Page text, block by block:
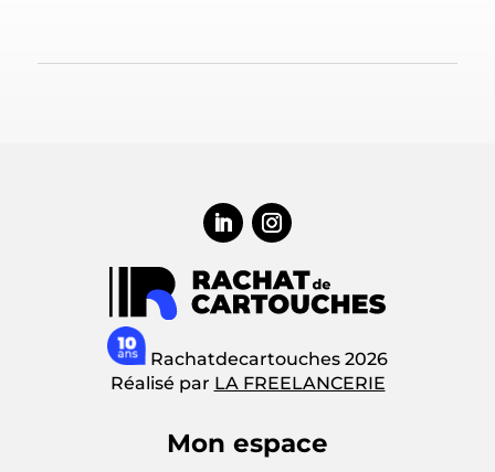
Rachatdecartouches 2026
Réalisé par LA FREELANCERIE
Mon espace